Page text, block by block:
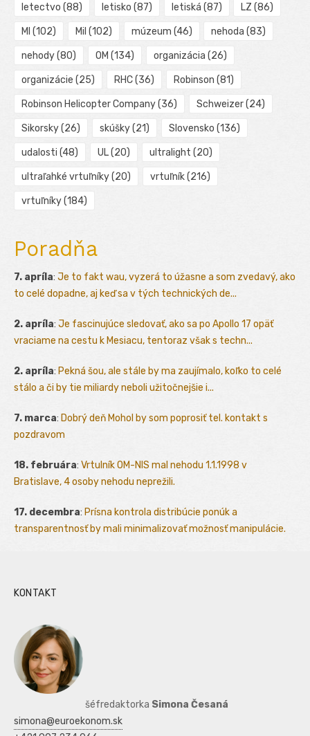
letectvo (88) letisko (87) letiská (87) LZ (86)
MI (102) Mil (102) múzeum (46) nehoda (83)
nehody(80) OM (134) organizácia (26)
organizácie (25) RHC(36) Robinson (81)
Robinson Helicopter Company(36) Schweizer(24)
Sikorsky(26) skúšky(21) Slovensko (136)
udalosti (48) UL(20) ultralight (20)
ultraľahké vrtuľníky(20) vrtuľník(216)
vrtuľníky(184)
Poradňa
7. apríla: Je to fakt wau, vyzerá to úžasne a som zvedavý, ako
to celé dopadne, aj keď sa v tých technických de...
2. apríla: Je fascinujúce sledovať, ako sa po Apollo 17 opäť
vraciame na cestu k Mesiacu, tentoraz však s techn...
2. apríla: Pekná šou, ale stále by ma zaujímalo, koľko to celé
stálo a či by tie miliardy neboli užitočnejšie i...
7. marca: Dobrý deň Mohol by som poprosiť tel. kontakt s
pozdravom
18. februára: Vrtulník OM-NIS mal nehodu 1.1.1998 v
Bratislave, 4 osoby nehodu neprežili.
17. decembra: Prísna kontrola distribúcie ponúk a
transparentnosť by mali minimalizovať možnosť manipulácie.
KONTAKT
šéfredaktorka Simona Česaná
simona@euroekonom.sk